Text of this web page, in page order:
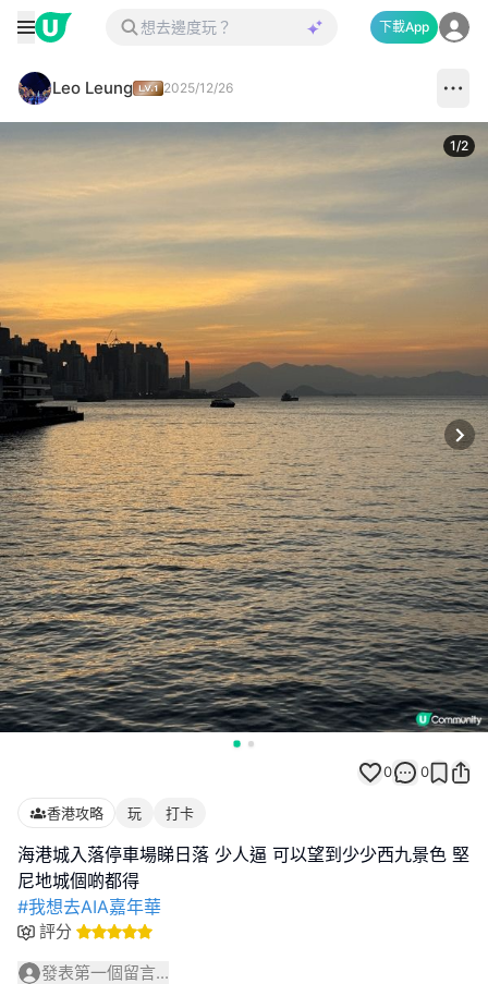
下載App
Leo Leung 2025/12/26
1/2
0 0
香港攻略 玩 打卡
海港城入落停車場睇日落 少人逼 可以望到少少西九景色 堅
#我想去AIA嘉年華
評分
發表第一個留言...